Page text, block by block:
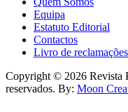
Equipa
Estatuto Editorial
Contactos
Livro de reclamações
facebook-
1
instagram
Copyright © 2026 Revista
reservados. By: Moon